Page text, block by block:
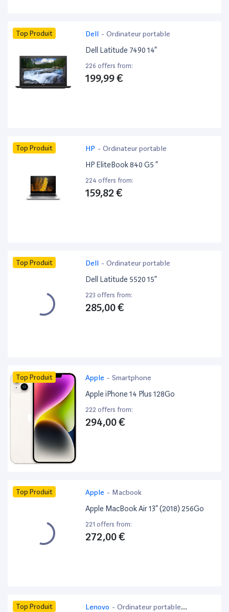
Top Produit Dell - Ordinateur portable
Dell Latitude 7490 14”
226 offers from:
199,99 €
Top Produit HP - Ordinateur portable
HP EliteBook 840 G5 ”
224 offers from:
159,82 €
Top Produit Dell - Ordinateur portable
Dell Latitude 5520 15”
223 offers from:
285,00 €
Top Produit Apple - Smartphone
Apple iPhone 14 Plus 128Go
222 offers from:
294,00 €
Top Produit Apple - Macbook
Apple MacBook Air 13” (2018) 256Go
221 offers from:
272,00 €
Top Produit Lenovo - Ordinateur portable